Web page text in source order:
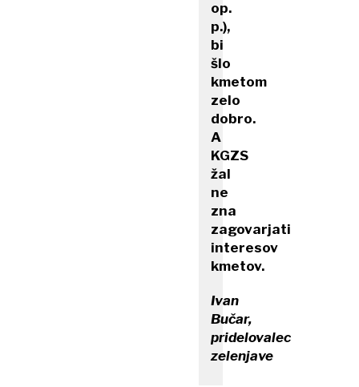
op.
p.),
bi
šlo
kmetom
zelo
dobro.
A
KGZS
žal
ne
zna
zagovarjati
interesov
kmetov.
Ivan
Bučar,
pridelovalec
zelenjave